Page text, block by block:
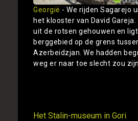
Georgië - We rijden Sagarejo
het klooster van David
uit de rotsen gehouwen en
berggebied op de grens
Azerbeidzjan. We hadden
weg er naar toe slecht zou
Het Stalin-museum in Gori